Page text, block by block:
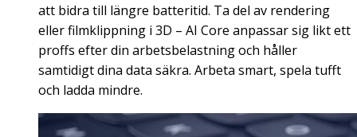
att bidra till längre batteritid. Ta del av rendering
eller filmklippning i 3D – AI Core anpassar sig likt ett
proffs efter din arbetsbelastning och håller
samtidigt dina data säkra. Arbeta smart, spela tufft
och ladda mindre.